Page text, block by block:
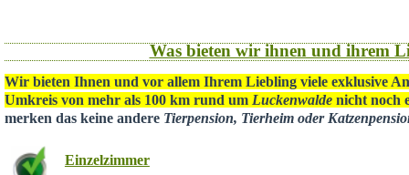
Was bieten wir ihnen und ihrem
Wir bieten Ihnen und vor allem Ihrem Liebling viele exklusive
Umkreis von mehr als 100 km rund um Luckenwalde nicht noch
merken das keine andere Tierpension, Tierheim oder
Einzelzimmer